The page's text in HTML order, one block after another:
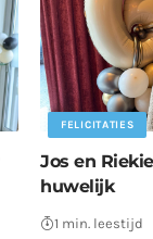
FELICITATIES
Jos en
huwelijk
1 min. leestijd